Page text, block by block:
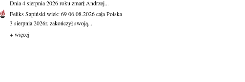
Dnia 4 sierpnia 2026 roku zmarł Andrzej...
Feliks Sapińskiwiek: 6906.08.2026cała Polska
3 sierpnia 2026r. zakończył swoją...
+ więcej